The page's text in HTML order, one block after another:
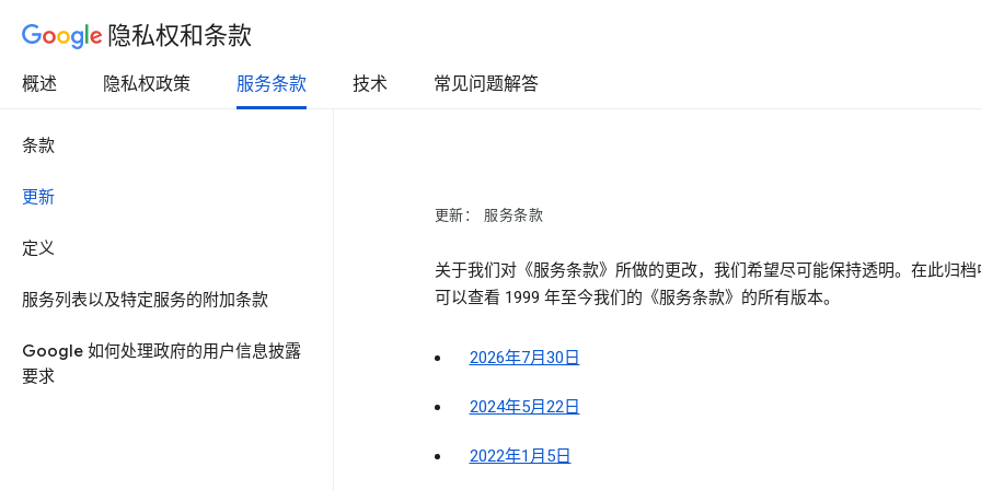
隐私权和条款
概述 隐私权政策 服务条款 技术 常见问题解答
条款
更新
定义
服务列表以及特定服务的附加条款
Google 如何处理政府的用户信息披露
要求
更新： 服务条款
关于我们对《服务条款》所做的更改，我们希望尽可能保持透明。在此归档
可以查看 1999 年至今我们的《服务条款》的所有版本。
2026年7月30日
2024年5月22日
2022年1月5日